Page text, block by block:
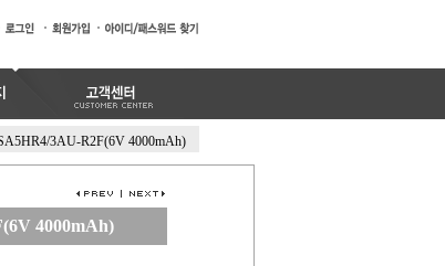
3AU-R2F(6V 4000mAh)
4000mAh)